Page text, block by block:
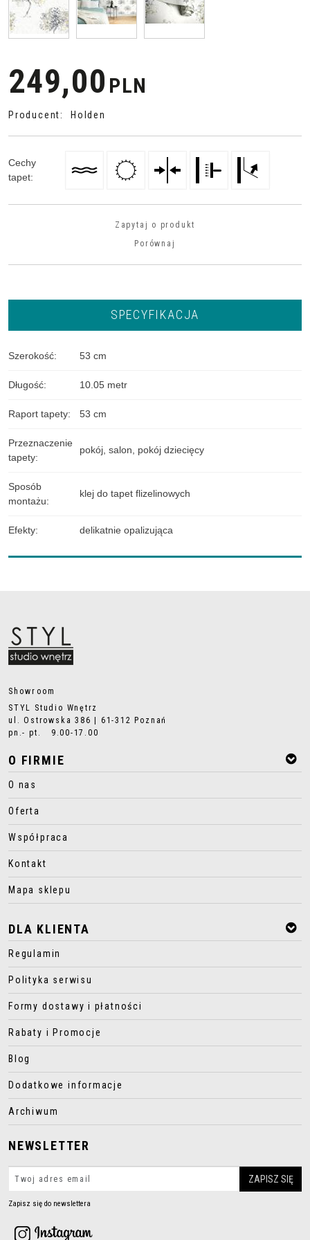
249,00 PLN
Producent: Holden
Cechy
tapet:
Zapytaj o produkt
Porównaj
SPECYFIKACJA
Szerokość: 53 cm
Długość: 10.05 metr
Raport tapety: 53 cm
Przeznaczenie
tapety:
pokój salon pokój dziecięcy
Sposób
montażu:
klej do tapet flizelinowych
Efekty: delikatnie opalizująca
Showroom
STYL Studio Wnętrz
ul. Ostrowska 386 | 61-312 Poznań
pn.- pt. 9.00-17.00
O FIRMIE
O nas
Oferta
Współpraca
Kontakt
Mapa sklepu
DLA KLIENTA
Regulamin
Polityka serwisu
Formy dostawy i płatności
Rabaty i Promocje
Blog
Dodatkowe informacje
Archiwum
NEWSLETTER
Zapisz się do newslettera